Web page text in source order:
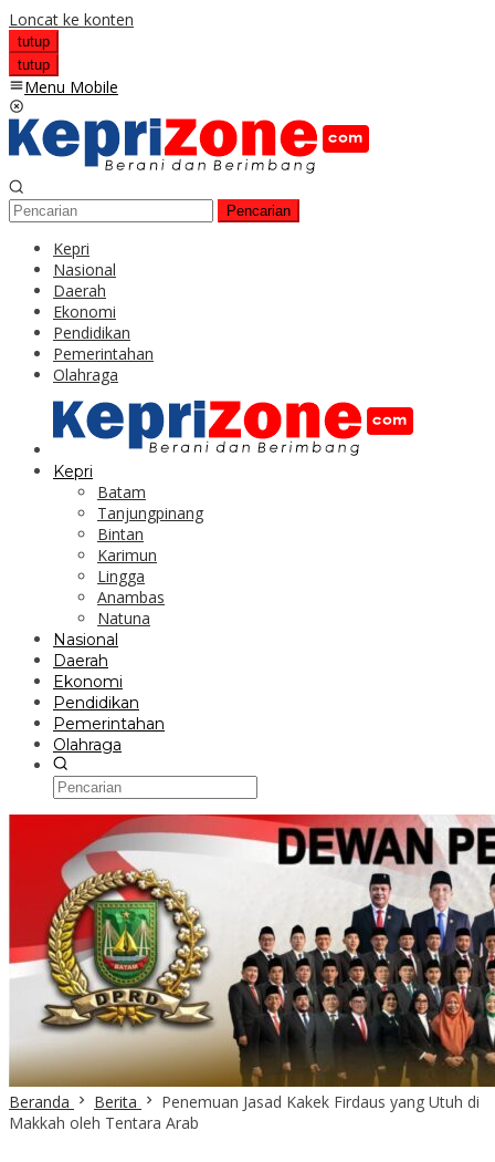
Loncat ke konten
tutup
tutup
Menu Mobile
Pencarian
Kepri
Nasional
Daerah
Ekonomi
Pendidikan
Pemerintahan
Olahraga
Kepri
Batam
Tanjungpinang
Bintan
Karimun
Lingga
Anambas
Natuna
Nasional
Daerah
Ekonomi
Pendidikan
Pemerintahan
Olahraga
Beranda Berita
Penemuan Jasad Kakek Firdaus yang Utuh di
Makkah oleh Tentara Arab